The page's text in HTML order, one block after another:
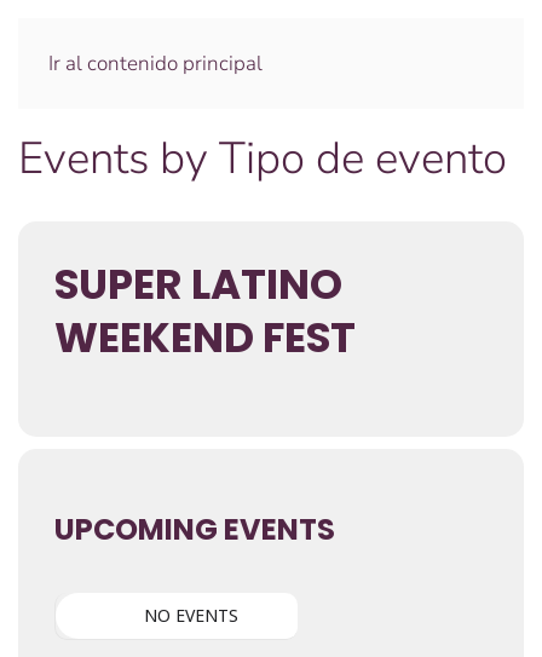
Ir al contenido principal
Events by Tipo de evento
SUPER LATINO
WEEKEND FEST
UPCOMING EVENTS
NO EVENTS